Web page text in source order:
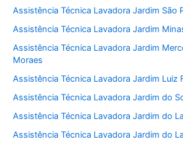
Assistência Técnica Lavadora Jardim São
Assistência Técnica Lavadora Jardim
Assistência Técnica Lavadora Jardim
Moraes
Assistência Técnica Lavadora Jardim Luiz
Assistência Técnica Lavadora Jardim do
Assistência Técnica Lavadora Jardim do
Assistência Técnica Lavadora Jardim do